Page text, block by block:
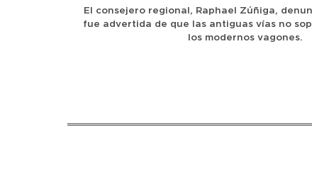
El consejero regional, Raphael Zúñiga,
fue advertida de que las antiguas vías no
los modernos vagones.